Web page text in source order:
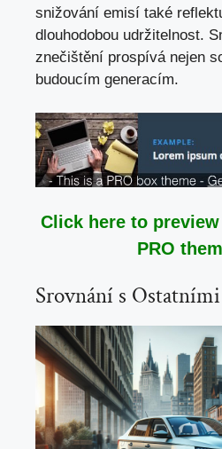
snižování emisí také
dlouhodobou udržitelnost.
znečištění prospívá nejen
budoucím generacím.
Click here to
PRO
Srovnání s